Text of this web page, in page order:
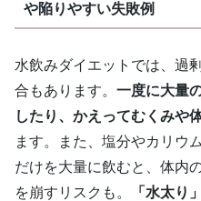
や陥りやすい失敗例
水飲みダイエットでは、過
合もあります。 一度に大量
したり、かえってむくみや
ます。また、塩分やカリウ
だけを大量に飲むと、体内
を崩すリスクも。
「水太り